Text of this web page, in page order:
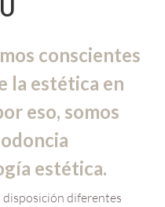
conscientes
la estética en
eso, somos
estética.
disposición diferentes